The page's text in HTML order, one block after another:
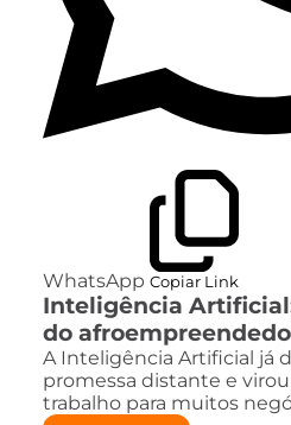
WhatsApp Copiar Link
Inteligência
do
A Inteligência Artificial já
promessa distante e
trabalho para muitos